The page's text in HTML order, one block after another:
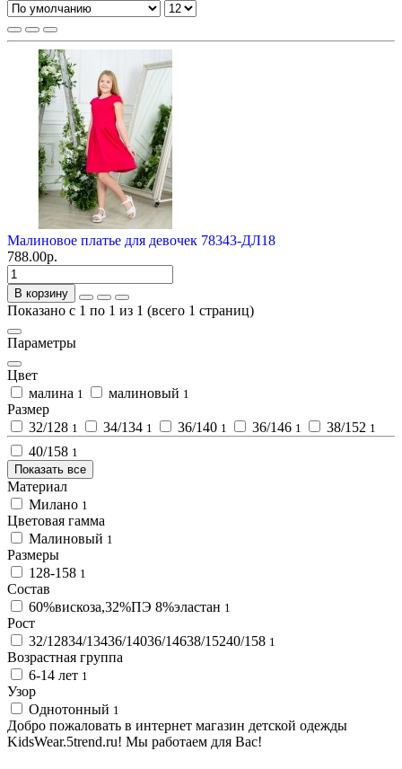
Малиновое платье для девочек 78343-ДЛ18
788.00р.
В корзину
Показано с 1 по 1 из 1 (всего 1 страниц)
Параметры
Цвет
малина 1 малиновый 1
Размер
32/128 1 34/134 1 36/140 1 36/146 1 38/152 1
40/158 1
Показать все
Материал
Милано 1
Цветовая гамма
Малиновый 1
Размеры
128-158 1
Состав
60%вискоза,32%ПЭ 8%эластан 1
Рост
32/12834/13436/14036/14638/15240/158 1
Возрастная группа
6-14 лет 1
Узор
Однотонный 1
Добро пожаловать в интернет магазин детской одежды
KidsWear.5trend.ru! Мы работаем для Вас!